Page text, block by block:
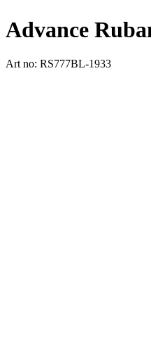
Advance
Art no: RS777BL-1933